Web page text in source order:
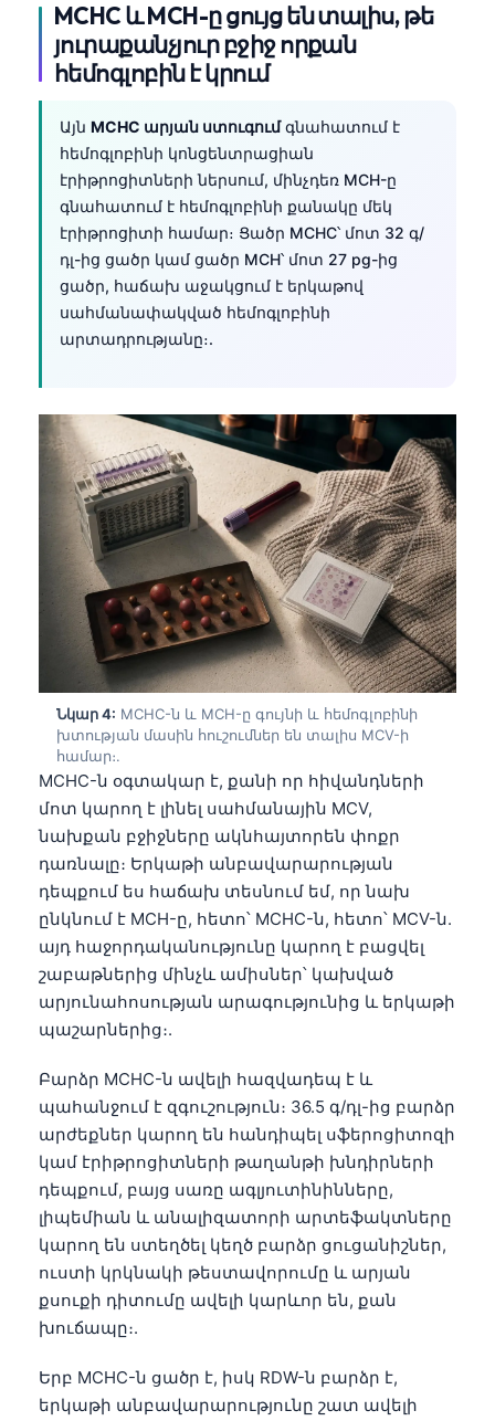
MCHC և MCH-ը ցույց են տալիս, թե
յուրաքանչյուր բջիջ որքան
հեմոգլոբին է կրում
Այն MCHC արյան ստուգումգնահատում է
հեմոգլոբինի կոնցենտրացիան
էրիթրոցիտների ներսում, մինչդեռ MCH-ը
գնահատում է հեմոգլոբինի քանակը մեկ
էրիթրոցիտի համար։ Ցածր MCHC՝ մոտ 32 գ/
դլ-ից ցածր կամ ցածր MCH՝ մոտ 27 pg-ից
ցածր, հաճախ աջակցում է երկաթով
սահմանափակված հեմոգլոբինի
արտադրությանը։.
Նկար 4: MCHC-ն և MCH-ը գույնի և հեմոգլոբինի
խտության մասին հուշումներ են տալիս MCV-ի
համար։.
MCHC-ն օգտակար է, քանի որ հիվանդների
մոտ կարող է լինել սահմանային MCV,
նախքան բջիջները ակնհայտորեն փոքր
դառնալը։ Երկաթի անբավարարության
դեպքում ես հաճախ տեսնում եմ, որ նախ
ընկնում է MCH-ը, հետո՝ MCHC-ն, հետո՝ MCV-ն.
այդ հաջորդականությունը կարող է բացվել
շաբաթներից մինչև ամիսներ՝ կախված
արյունահոսության արագությունից և երկաթի
պաշարներից։.
Բարձր MCHC-ն ավելի հազվադեպ է և
պահանջում է զգուշություն։ 36.5 գ/դլ-ից բարձր
արժեքներ կարող են հանդիպել սֆերոցիտոզի
կամ էրիթրոցիտների թաղանթի խնդիրների
դեպքում, բայց սառը ագլյուտինինները,
լիպեմիան և անալիզատորի արտեֆակտները
կարող են ստեղծել կեղծ բարձր ցուցանիշներ,
ուստի կրկնակի թեստավորումը և արյան
քսուքի դիտումը ավելի կարևոր են, քան
խուճապը։.
Երբ MCHC-ն ցածր է, իսկ RDW-ն բարձր է,
երկաթի անբավարարությունը շատ ավելի
Tagalog
ไทย
ဗမာစာ
ភាសាខ្មែរ
Kiswahili
አማርኛ
Українська
O‘zbekcha
Català
Қазақ тілі
Suomi
Hrvatski
Slovenčina
پښتو
سنڌي
සිංහල
অসমীয়া
Galego
Latviešu valoda
Македонски јазик
Euskara
Gàidhlig
Occitan
العربية المغربية
Afrikaans
Монгол
ພາສາລາວ
Cebuano
ئۇيغۇرچە
Кыргызча
Татар теле
Беларуская мова
Esperanto
Frysk
Ślōnskŏ gŏdka
Norsk bokmål